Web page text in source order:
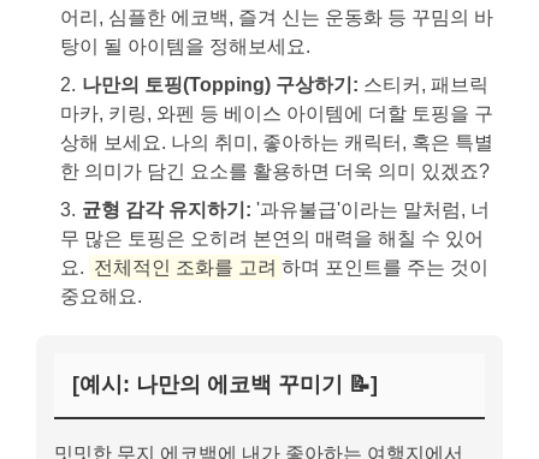
어리, 심플한 에코백, 즐겨 신는 운동화 등 꾸밈의 바
탕이 될 아이템을 정해보세요.
나만의 토핑(Topping) 구상하기: 스티커, 패브릭
마카, 키링, 와펜 등 베이스 아이템에 더할 토핑을 구
상해 보세요. 나의 취미, 좋아하는 캐릭터, 혹은 특별
한 의미가 담긴 요소를 활용하면 더욱 의미 있겠죠?
균형 감각 유지하기: '과유불급'이라는 말처럼, 너
무 많은 토핑은 오히려 본연의 매력을 해칠 수 있어
요. 전체적인 조화를 고려 하며 포인트를 주는 것이
중요해요.
[예시: 나만의 에코백 꾸미기 📝]
밋밋한 무지 에코백에 내가 좋아하는 여행지에서